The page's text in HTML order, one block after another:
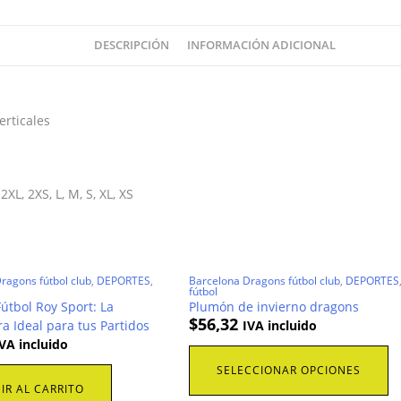
DESCRIPCIÓN INFORMACIÓN ADICIONAL
2XL, 2XS, L, M, S, XL, XS
fútbol club, DEPORTES,
Roy Sport: La
Ideal para tus Partidos
incluido
AL CARRITO
Barcelona Dragons fútbol club, DEPORTES,
fútbol
Plumón de invierno dragons
$56,32 IVA incluido
SELECCIONAR OPCIONES